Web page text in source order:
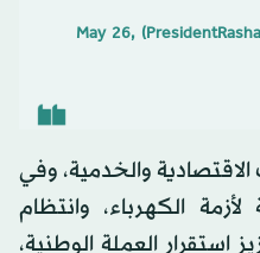
May 26,
والخدمية، وفي
الكهرباء، وانتظام
العملة الوطنية،